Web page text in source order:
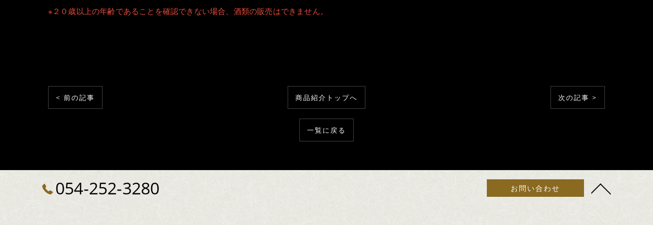
※２０歳以上の年齢であることを確認できない場合、酒類の販売はできません。
< 前の記事 商品紹介トップへ 次の記事 >
一覧に戻る
054-252-3280 お問い合わせ